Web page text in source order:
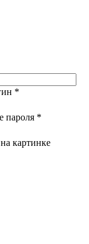
*
пароля *
картинке